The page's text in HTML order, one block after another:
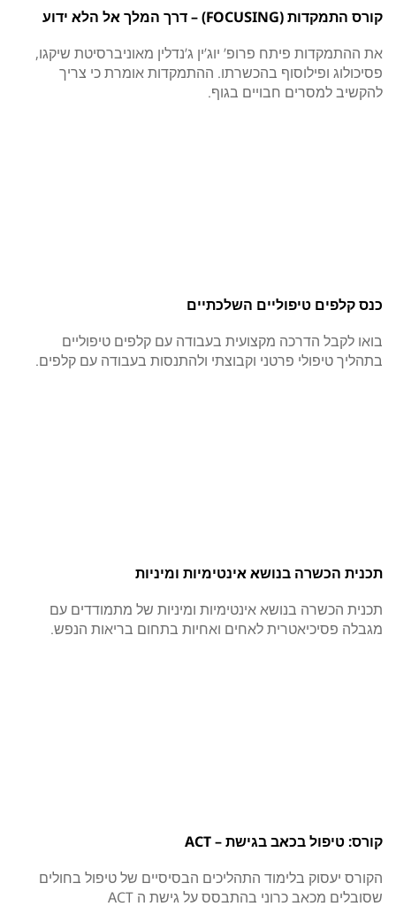
קורס התמקדות (FOCUSING) – דרך המלך אל הלא ידוע
את ההתמקדות פיתח פרופ’ יוג’ין ג’נדלין מאוניברסיטת שיקגו,
פסיכולוג ופילוסוף בהכשרתו. ההתמקדות אומרת כי צריך
להקשיב למסרים חבויים בגוף.
כנס קלפים טיפוליים השלכתיים
בואו לקבל הדרכה מקצועית בעבודה עם קלפים טיפוליים
בתהליך טיפולי פרטני וקבוצתי ולהתנסות בעבודה עם קלפים.
תכנית הכשרה בנושא אינטימיות ומיניות
תכנית הכשרה בנושא אינטימיות ומיניות של מתמודדים עם
מגבלה פסיכיאטרית לאחים ואחיות בתחום בריאות הנפש.
קורס: טיפול בכאב בגישת – ACT
הקורס יעסוק בלימוד התהליכים הבסיסיים של טיפול בחולים
שסובלים מכאב כרוני בהתבסס על גישת ה ACT